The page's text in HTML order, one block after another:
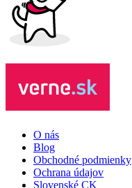
O nás
Blog
Obchodné podmienky
Ochrana údajov
Slovenské CK